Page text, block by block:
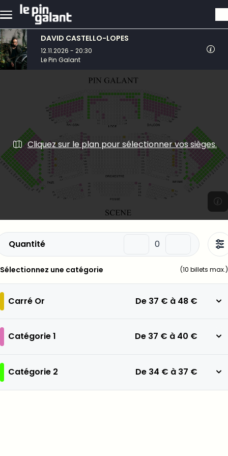
Aller au contenu principal
DAVID CASTELLO-LOPES
12.11.2026 - 20:30
Le Pin Galant
Cliquez sur le plan pour sélectionner vos sièges.
Quantité
Sélectionnez une catégorie (10 billets max.)
Carré Or De 37 € à 48 €
Catégorie 1 De 37 € à 40 €
Catégorie 2 De 34 € à 37 €